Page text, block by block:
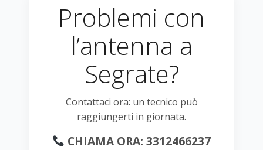
Problemi con
l’antenna a
Segrate?
Contattaci ora: un tecnico può
raggiungerti in giornata.
CHIAMA ORA: 3312466237